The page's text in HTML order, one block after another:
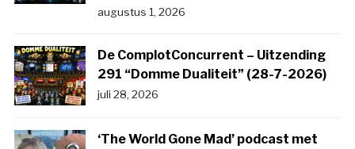
augustus 1, 2026
De ComplotConcurrent – Uitzending
291 “Domme Dualiteit” (28-7-2026)
juli 28, 2026
‘The World Gone Mad’ podcast met